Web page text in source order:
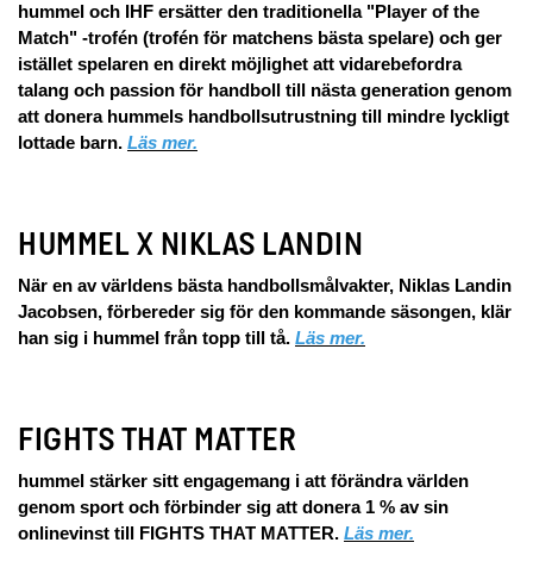
hummel och IHF ersätter den traditionella "Player of the
Match" -trofén (trofén för matchens bästa spelare) och ger
istället spelaren en direkt möjlighet att vidarebefordra
talang och passion för handboll till nästa generation genom
att donera hummels handbollsutrustning till mindre lyckligt
lottade barn. Läs mer.
HUMMEL X NIKLAS LANDIN
När en av världens bästa handbollsmålvakter, Niklas Landin
Jacobsen, förbereder sig för den kommande säsongen, klär
han sig i hummel från topp till tå. Läs mer.
FIGHTS THAT MATTER
hummel stärker sitt engagemang i att förändra världen
genom sport och förbinder sig att donera 1 % av sin
onlinevinst till FIGHTS THAT MATTER. Läs mer.